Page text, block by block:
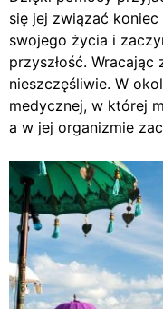
się jej związać koniec
swojego życia i
przyszłość.
nieszczęśliwie. W
medycznej, w której
a w jej organizmie